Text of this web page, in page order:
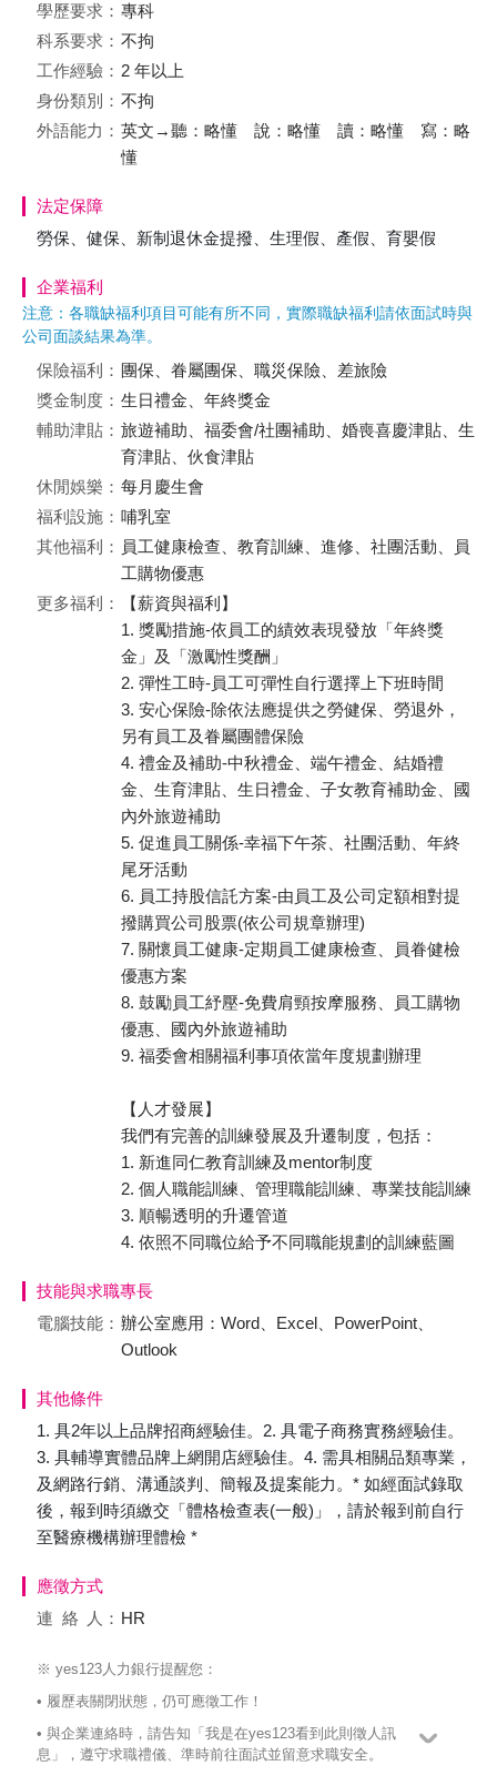
學歷要求： 專科
科系要求： 不拘
工作經驗： 2 年以上
身份類別： 不拘
外語能力： 英文→聽：略懂 說：略懂 讀：略懂 寫：略
懂
法定保障
勞保、健保、新制退休金提撥、生理假、產假、育嬰假
企業福利
注意：各職缺福利項目可能有所不同，實際職缺福利請依面試時與
公司面談結果為準。
保險福利： 團保、眷屬團保、職災保險、差旅險
獎金制度： 生日禮金、年終獎金
輔助津貼： 旅遊補助、福委會/社團補助、婚喪喜慶津貼、生
育津貼、伙食津貼
休閒娛樂： 每月慶生會
福利設施： 哺乳室
其他福利： 員工健康檢查、教育訓練、進修、社團活動、員
工購物優惠
更多福利：
【薪資與福利】
1. 獎勵措施-依員工的績效表現發放「年終獎
金」及「激勵性獎酬」
2. 彈性工時-員工可彈性自行選擇上下班時間
3. 安心保險-除依法應提供之勞健保、勞退外，
另有員工及眷屬團體保險
4. 禮金及補助-中秋禮金、端午禮金、結婚禮
金、生育津貼、生日禮金、子女教育補助金、國
內外旅遊補助
5. 促進員工關係-幸福下午茶、社團活動、年終
尾牙活動
6. 員工持股信託方案-由員工及公司定額相對提
撥購買公司股票(依公司規章辦理)
7. 關懷員工健康-定期員工健康檢查、員眷健檢
優惠方案
8. 鼓勵員工紓壓-免費肩頸按摩服務、員工購物
優惠、國內外旅遊補助
9. 福委會相關福利事項依當年度規劃辦理
【人才發展】
我們有完善的訓練發展及升遷制度，包括：
1. 新進同仁教育訓練及mentor制度
2. 個人職能訓練、管理職能訓練、專業技能訓練
3. 順暢透明的升遷管道
4. 依照不同職位給予不同職能規劃的訓練藍圖
技能與求職專長
電腦技能： 辦公室應用：Word、Excel、PowerPoint、
Outlook
其他條件
1. 具2年以上品牌招商經驗佳。2. 具電子商務實務經驗佳。
3. 具輔導實體品牌上網開店經驗佳。4. 需具相關品類專業，
及網路行銷、溝通談判、簡報及提案能力。* 如經面試錄取
後，報到時須繳交「體格檢查表(一般)」，請於報到前自行
至醫療機構辦理體檢 *
應徵方式
連絡
人： HR
※ yes123人力銀行提醒您：
• 履歷表關閉狀態，仍可應徵工作！
• 與企業連絡時，請告知「我是在yes123看到此則徵人訊
息」，遵守求職禮儀、準時前往面試並留意求職安全。